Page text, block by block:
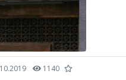
1140